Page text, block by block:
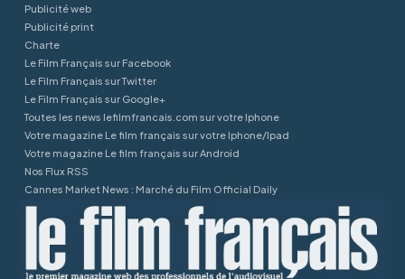
Publicité web
Publicité print
Charte
Le Film Français sur Facebook
Le Film Français sur Twitter
Le Film Français sur Google+
Toutes les news lefilmfrancais.com sur votre Iphone
Votre magazine Le film français sur votre Iphone/Ipad
Votre magazine Le film français sur Android
Nos Flux RSS
Cannes Market News : Marché du Film Official Daily